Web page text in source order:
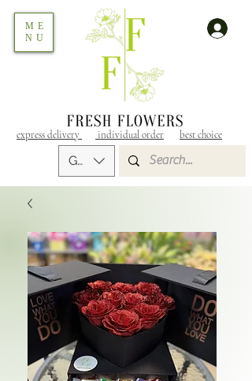
GEL (GEL)
express delivery individual order best choice
ME
NU